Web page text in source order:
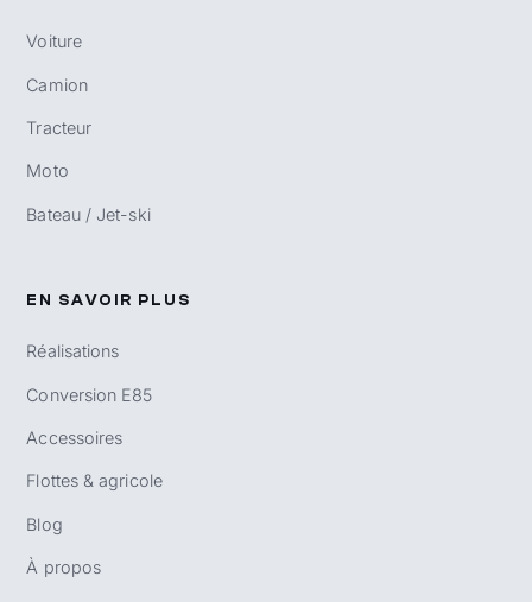
Voiture
Camion
Tracteur
Moto
Bateau / Jet-ski
EN SAVOIR PLUS
Réalisations
Conversion E85
Accessoires
Flottes & agricole
Blog
À propos